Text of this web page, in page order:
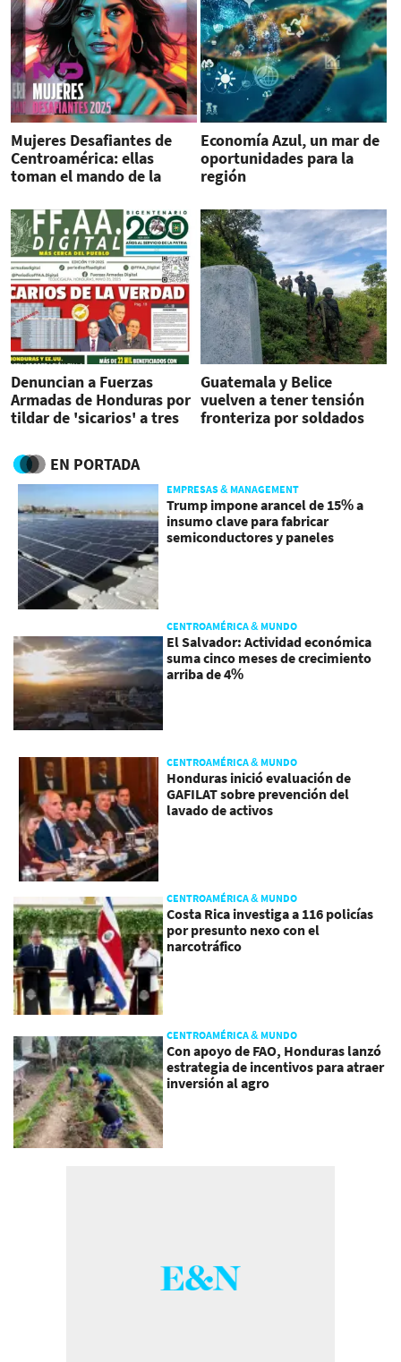
Mujeres Desafiantes de
Centroamérica: ellas
toman el mando de la
Economía Azul, un mar de
oportunidades para la
región
Denuncian a Fuerzas
Armadas de Honduras por
tildar de 'sicarios' a tres
Guatemala y Belice
vuelven a tener tensión
fronteriza por soldados
EN PORTADA
EMPRESAS & MANAGEMENT
Trump impone arancel de 15% a
insumo clave para fabricar
semiconductores y paneles
CENTROAMÉRICA & MUNDO
El Salvador: Actividad económica
suma cinco meses de crecimiento
arriba de 4%
CENTROAMÉRICA & MUNDO
Honduras inició evaluación de
GAFILAT sobre prevención del
lavado de activos
CENTROAMÉRICA & MUNDO
Costa Rica investiga a 116 policías
por presunto nexo con el
narcotráfico
CENTROAMÉRICA & MUNDO
Con apoyo de FAO, Honduras lanzó
estrategia de incentivos para atraer
inversión al agro